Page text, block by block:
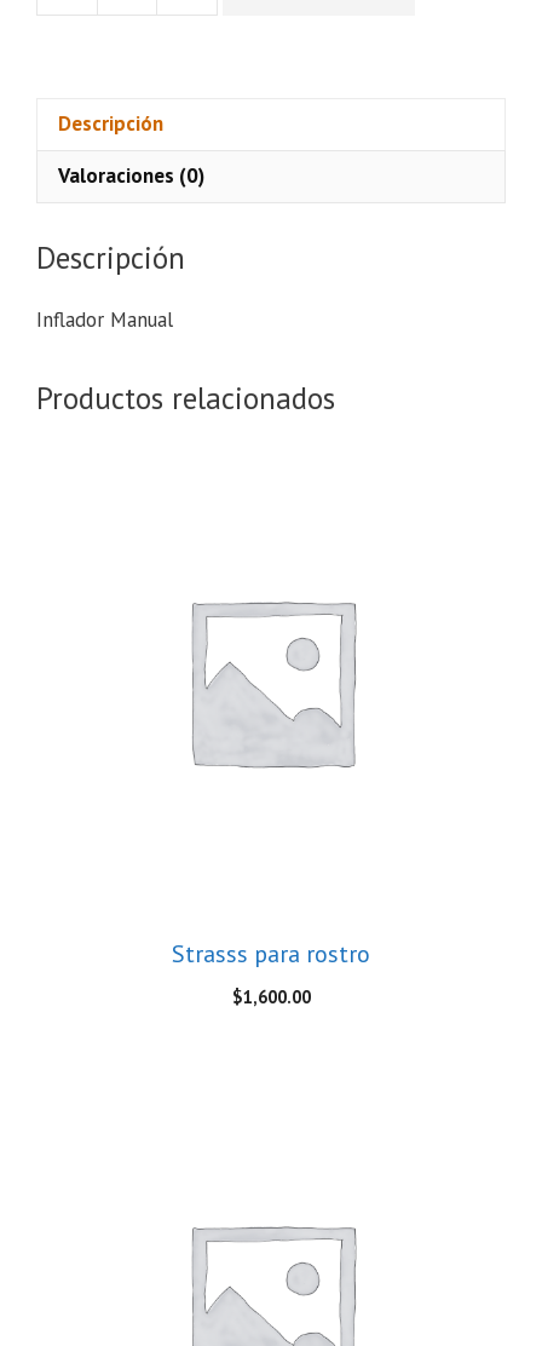
Descripción
Valoraciones (0)
Descripción
Inflador Manual
Productos relacionados
Strasss para rostro
$1,600.00